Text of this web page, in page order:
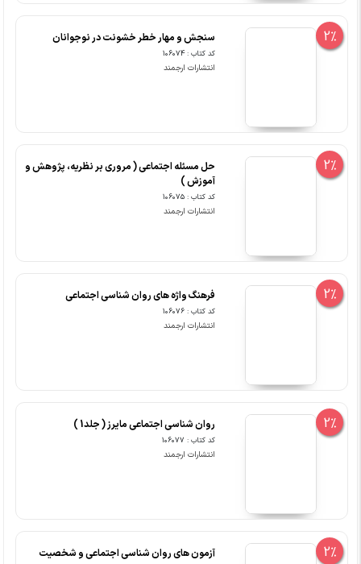
2% سنجش و مهار خطر خشونت در نوجوانان
کد کتاب : 106074
انتشارات ارجمند
2%
حل مسئله اجتماعی ( مروری بر نظریه، پژوهش و
آموزش )
کد کتاب : 106075
انتشارات ارجمند
2% فرهنگ واژه های روان شناسی اجتماعی
کد کتاب : 106076
انتشارات ارجمند
2% روان شناسی اجتماعی مایرز ( جلد1 )
کد کتاب : 106077
انتشارات ارجمند
2% آزمون های روان شناسی اجتماعی و شخصیت